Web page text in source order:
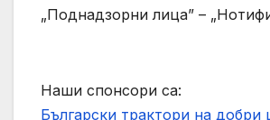
„Поднадзорни лица” –
Наши спонсори са:
Български трактори на добри